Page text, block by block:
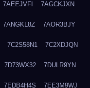
7AEEJVFI 7AGCKJXN
7ANGKL8Z 7AOR3BJY
7C2S58N1 7C2XDJQN
7D73WX32 7DULR9YN
7EDB4H4S 7EE3M9WJ